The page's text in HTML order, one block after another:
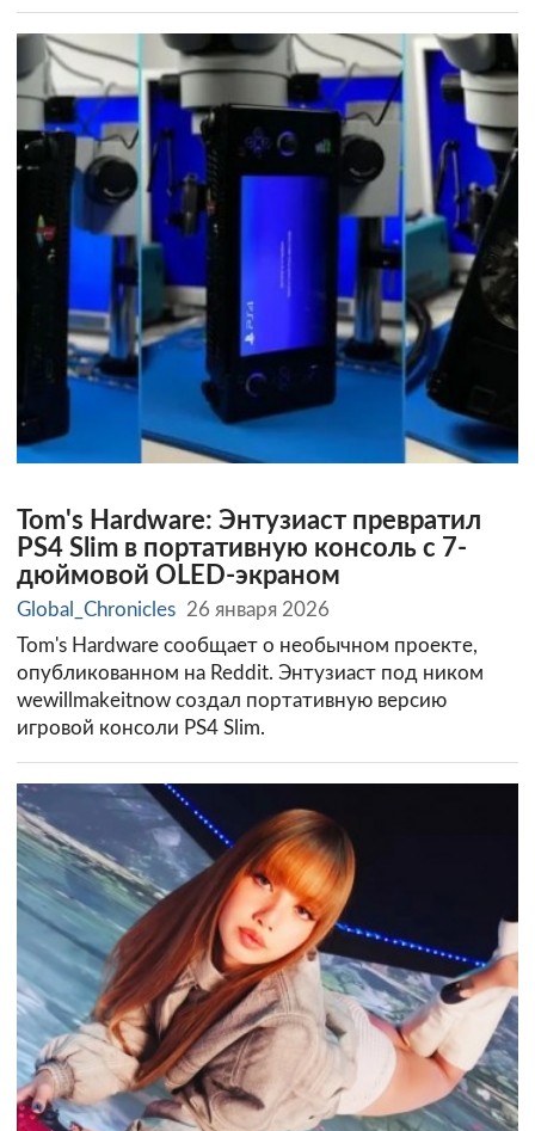
Tom's Hardware: Энтузиаст превратил
PS4 Slim в портативную консоль с 7-
дюймовой OLED-экраном
Global_Chronicles 26 января 2026
Tom's Hardware сообщает о необычном проекте,
опубликованном на Reddit. Энтузиаст под ником
wewillmakeitnow создал портативную версию
игровой консоли PS4 Slim.